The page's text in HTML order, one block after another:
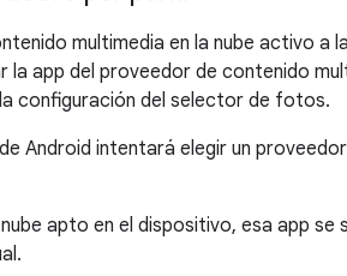
multimedia en la nube activo a
la app del proveedor de contenido
configuración del selector de fotos.
Android intentará elegir un
apto en el dispositivo, esa app se